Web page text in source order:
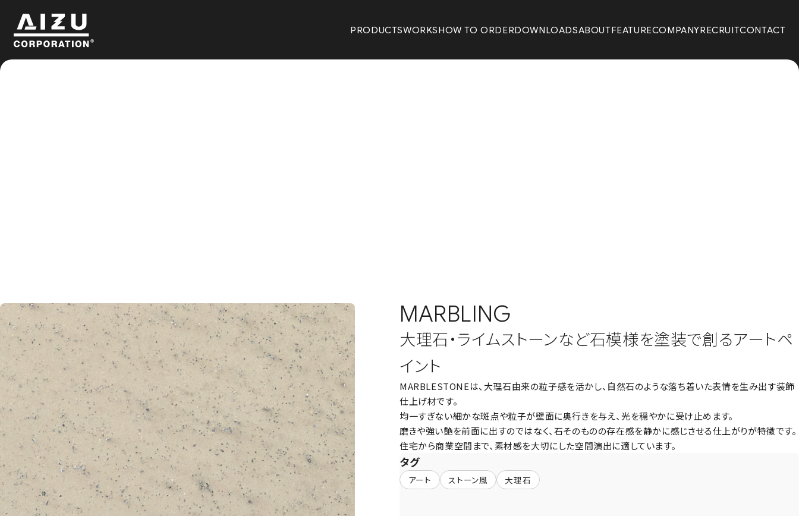
PRODUCTSWORKSHOW TO ORDERDOWNLOADSABOUTFEATURECOMPANYRECRUITCONTACT
MARBLING
大理石・ライムストーンなど石模様を塗装で創るアートペ
イント
MARBLESTONEは、大理石由来の粒子感を活かし、自然石のような落ち着いた表情を生み出す装飾
仕上げ材です。
均一すぎない細かな斑点や粒子が壁面に奥行きを与え、光を穏やかに受け止めます。
磨きや強い艶を前面に出すのではなく、石そのものの存在感を静かに感じさせる仕上がりが特徴です。
住宅から商業空間まで、素材感を大切にした空間演出に適しています。
タグ
アート ストーン風 大理石